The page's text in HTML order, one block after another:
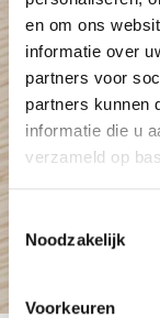
en om ons
informatie over
partners voor
partners kunnen
informatie die u
verzameld op
Toestemmingsselectie
Noodzakelijk
Voorkeuren